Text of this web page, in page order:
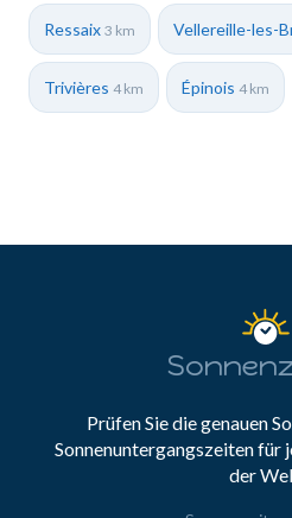
Ressaix 3 km Vellereille-les-
Trivières 4 km Épinois 4 km
Prüfen Sie die genauen
Sonnenuntergangszeiten für
der